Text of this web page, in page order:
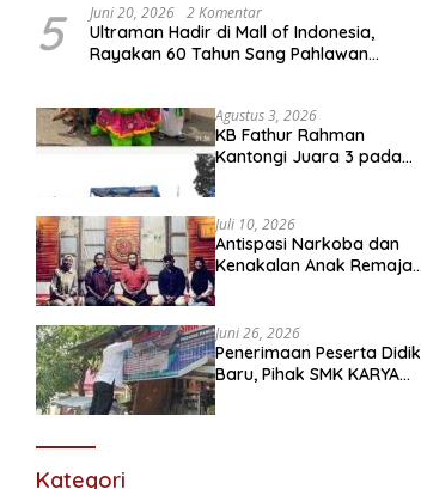
5 Juni 20, 2026 2 Komentar
Ultraman Hadir di Mall of Indonesia,
Rayakan 60 Tahun Sang Pahlawan
Agustus 3, 2026
KB Fathur Rahman
Kantongi Juara 3 pada
Juli 10, 2026
Antispasi Narkoba dan
Kenakalan Anak Remaja,
Surau
Juni 26, 2026
Penerimaan Peserta Didik
Baru, Pihak SMK KARYA
Kategori